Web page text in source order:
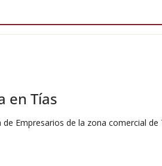
en Tías
Empresarios de la zona comercial de